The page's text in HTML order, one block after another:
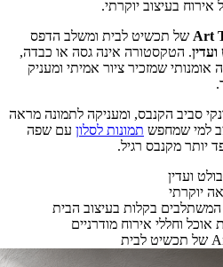
בעיצוב יוקרתי.
Art של תכשיט לבית ומשלב הדפס
. הטקסטורה אינה גסה או כבדה,
שמזכיר ציור אמיתי ומעניק
סביב הקנבס, ומעניקה לתמונה מראה
למי שמחפש תמונות לסלון עם שפה
יותר מקנבס רגיל.
ועדין
יוקרתי
המשתלבים בקלות בעיצוב הבית
וחללי אירוח מודרניים